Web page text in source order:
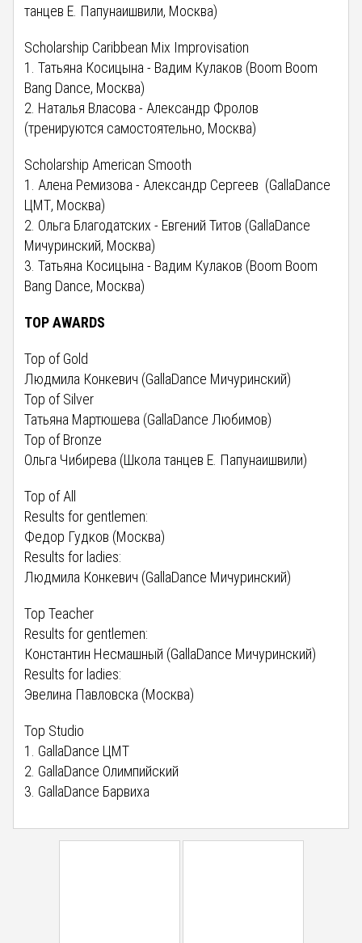
танцев Е. Папунаишвили, Москва)
Scholarship Caribbean Mix Improvisation
1. Татьяна Косицына - Вадим Кулаков (Boom Boom
Bang Dance, Москва)
2. Наталья Власова - Александр Фролов
(тренируются самостоятельно, Москва)
Scholarship American Smooth
1. Алена Ремизова - Александр Сергеев (GallaDance
ЦМТ, Москва)
2. Ольга Благодатских - Евгений Титов (GallaDance
Мичуринский, Москва)
3. Татьяна Косицына - Вадим Кулаков (Boom Boom
Bang Dance, Москва)
TOP AWARDS
Top of Gold
Людмила Конкевич (GallaDance Мичуринский)
Top of Silver
Татьяна Мартюшева (GallaDance Любимов)
Top of Bronze
Ольга Чибирева (Школа танцев Е. Папунаишвили)
Top of All
Results for gentlemen:
Федор Гудков (Москва)
Results for ladies:
Людмила Конкевич (GallaDance Мичуринский)
Top Teacher
Results for gentlemen:
Константин Несмашный (GallaDance Мичуринский)
Results for ladies:
Эвелина Павловска (Москва)
Top Studio
1. GallaDance ЦМТ
2. GallaDance Олимпийский
3. GallaDance Барвиха